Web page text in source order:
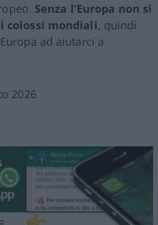
Senza l’Europa non si
colossi mondiali, quindi
ad aiutarci a
2026